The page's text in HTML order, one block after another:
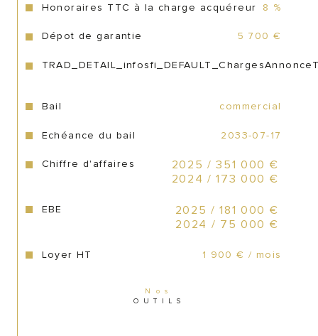
potentiel.
Le chiffre d’affaires, solide et cohérent
du lieu et la qualité de son
vendeur
Honoraires fixes du cabinet Cessiopro de
Honoraires TTC à la charge acquéreur 8 %
Dépot de garantie 5 700 €
Bail commercial
Echéance du bail 2033-07-17
Chiffre d'affaires
2025 / 351 000 €
2024 / 173 000 €
EBE
2025 / 181 000 €
2024 / 75 000 €
Loyer HT 1 900 € / mois
Nos
OUTILS